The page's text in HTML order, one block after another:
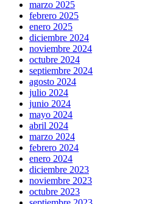
marzo 2025
febrero 2025
enero 2025
diciembre 2024
noviembre 2024
octubre 2024
septiembre 2024
agosto 2024
julio 2024
junio 2024
mayo 2024
abril 2024
marzo 2024
febrero 2024
enero 2024
diciembre 2023
noviembre 2023
octubre 2023